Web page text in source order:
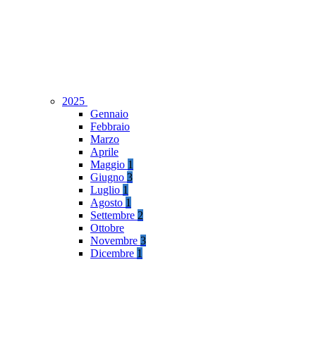
2025
Gennaio
Febbraio
Marzo
Aprile
Maggio 1
Giugno 3
Luglio 1
Agosto 1
Settembre 2
Ottobre
Novembre 3
Dicembre 1